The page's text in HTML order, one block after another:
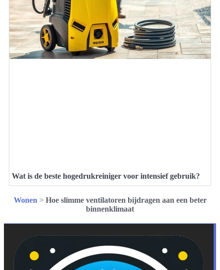
Wat is de beste hogedrukreiniger voor intensief gebruik?
Wonen > Hoe slimme ventilatoren bijdragen aan een beter
binnenklimaat